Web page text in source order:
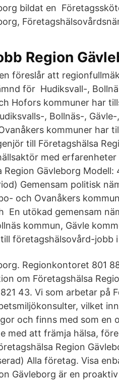
bildat en
Region
föreslår att
för Hudiksvall-,
Hofors kommuner har
, Bollnäs-,
kommuner har
till Företagshälsa
med
Region Gävleborg
Gemensam politisk
och Ovanåkers
En utökad gemensam
kommun, Gävle
företagshälsovård-jobb i
Regionkontoret 801
om Företagshälsa
43. Vi som arbetar på
vilket
och finns med som en
med att främja hälsa,
Region
Alla företag. Visa
Gävleborg är en